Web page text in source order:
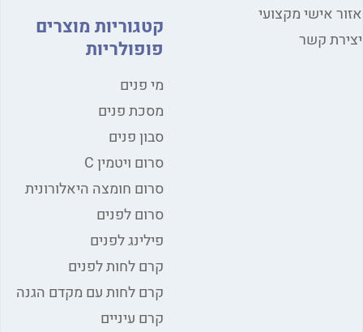
אזור אישי מקצועי
יצירת קשר
קטגוריות מוצרים
פופולריות
מי פנים
מסכת פנים
סבון פנים
סרום ויטמין C
סרום חומצה היאלורונית
סרום לפנים
פילינג לפנים
קרם לחות לפנים
קרם לחות עם מקדם הגנה
קרם עיניים